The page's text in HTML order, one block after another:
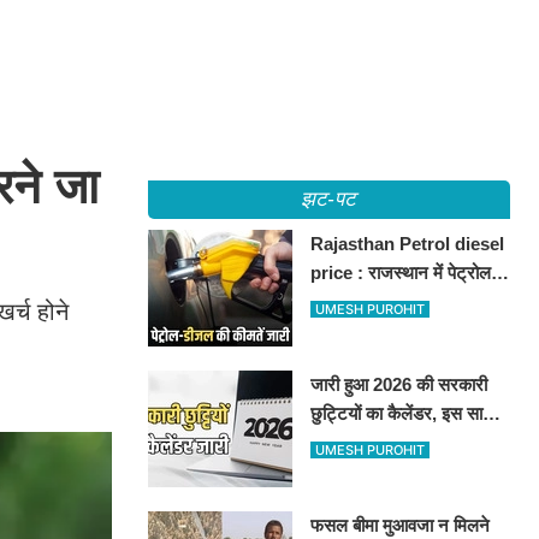
जा
होने
झट-पट
Rajasthan Petrol diesel
price : राजस्थान में पेट्रोल-
डीजल की कीमतें जारी, जानिए
UMESH PUROHIT
जारी हुआ 2026 की सरकारी
छुट्टियों का कैलेंडर, इस साल
कई बार मिलेगा लगातार
UMESH PUROHIT
फसल बीमा मुआवजा न मिलने